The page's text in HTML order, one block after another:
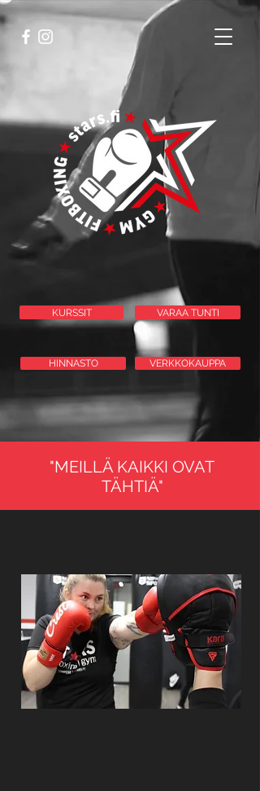
KURSSIT VARAA TUNTI
HINNASTO VERKKOKAUPPA
"MEILLÄ KAIKKI OVAT
TÄHTIÄ"